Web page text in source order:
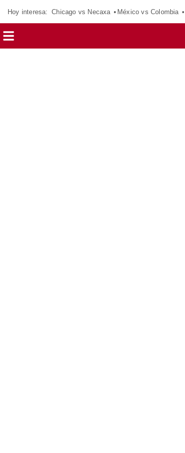
Hoy interesa: Chicago vs Necaxa México vs Colombia